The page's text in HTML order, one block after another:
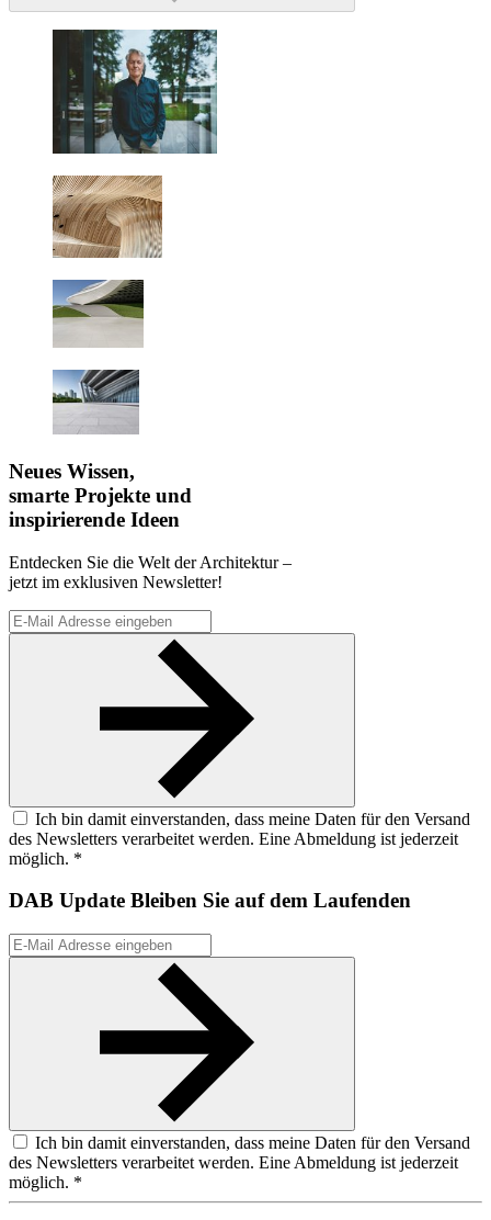
Neues Wissen,
smarte Projekte und
inspirierende Ideen
Entdecken Sie die Welt der Architektur –
jetzt im exklusiven Newsletter!
Ich bin damit einverstanden, dass meine Daten für den Versand
des Newsletters verarbeitet werden. Eine Abmeldung ist jederzeit
möglich. *
DAB Update Bleiben Sie auf dem Laufenden
Ich bin damit einverstanden, dass meine Daten für den Versand
des Newsletters verarbeitet werden. Eine Abmeldung ist jederzeit
möglich. *